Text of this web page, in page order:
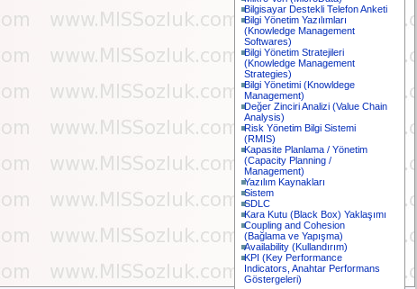
Bilgisayar Destekli Telefon Anketi
Bilgi Yönetim Yazılımları
(Knowledge Management
Softwares)
Bilgi Yönetim Stratejileri
(Knowledge Management
Strategies)
Bilgi Yönetimi (Knowldege
Management)
Değer Zinciri Analizi (Value Chain
Analysis)
Risk Yönetim Bilgi Sistemi
(RMIS)
Kapasite Planlama / Yönetim
(Capacity Planning /
Management)
Yazılım Kaynakları
Sistem
SDLC
Kara Kutu (Black Box) Yaklaşımı
Coupling and Cohesion
(Bağlama ve Yapışma)
Availability (Kullandırım)
KPI (Key Performance
Indicators, Anahtar Performans
Göstergeleri)